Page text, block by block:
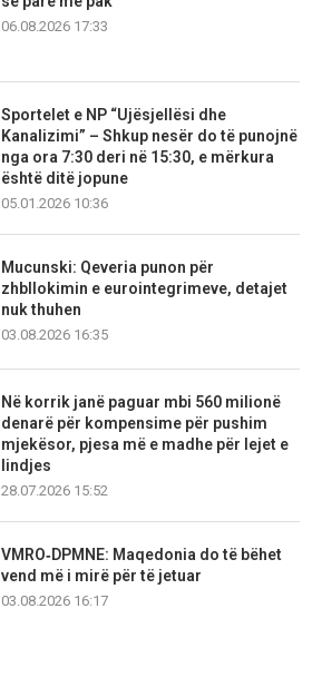
06.08.2026 17:33
Sportelet e NP “Ujësjellësi dhe
Kanalizimi” – Shkup nesër do të punojnë
nga ora 7:30 deri në 15:30, e mërkura
është ditë jopune
05.01.2026 10:36
Mucunski: Qeveria punon për
zhbllokimin e eurointegrimeve, detajet
nuk thuhen
03.08.2026 16:35
Në korrik janë paguar mbi 560 milionë
denarë për kompensime për pushim
mjekësor, pjesa më e madhe për lejet e
lindjes
28.07.2026 15:52
VMRO‑DPMNE: Maqedonia do të bëhet
vend më i mirë për të jetuar
03.08.2026 16:17